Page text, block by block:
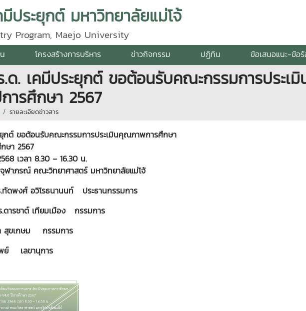
มีประยุกต์ มหาวิทยาลัยแม่โจ้
Program, Maejo University
โครงสร้างการบริหาร ข่าวกิจกรรม ปฏิทิน ข้อเสนอแนะ-ข้อ
ด. เคมีประยุกต์ ขอต้อนรับคณะกรรมการประ
ารศึกษา 2567
รายละเอียดข่าวสาร
กต์ ขอต้อนรับคณะกรรมการประเมินคุณภาพการศึกษา
ษา 2567
เวลา 8.30 – 16.30 น.
ฬาภรณ์ คณะวิทยาศาสตร์ มหาวิทยาลัยแม่โจ้
.ทัดพงศ์ อวิโรธนานนท์ ประธานกรรมการ
.ดารชาต์ เทียมเมือง กรรมการ
ขเกษม
กรรมการ
ย์ เลขานุการ